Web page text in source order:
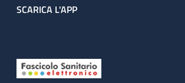
SCARICA L'APP